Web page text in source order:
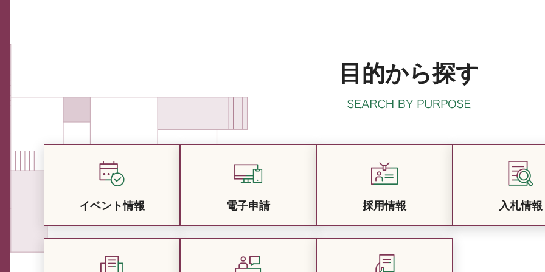
目的から探す
イベント情報 電子申請 採用情報 入札情報